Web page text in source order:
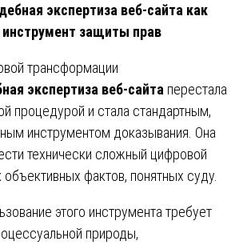
экспертиза веб-сайта как
инструмент защиты прав
трансформации
экспертиза веб-сайта перестала
процедурой и стала стандартным,
инструментом доказывания. Она
технически сложный цифровой
фактов, понятных суду.
этого инструмента требует
природы,